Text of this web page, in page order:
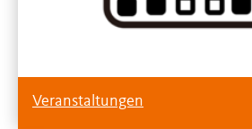
Veranstaltungen